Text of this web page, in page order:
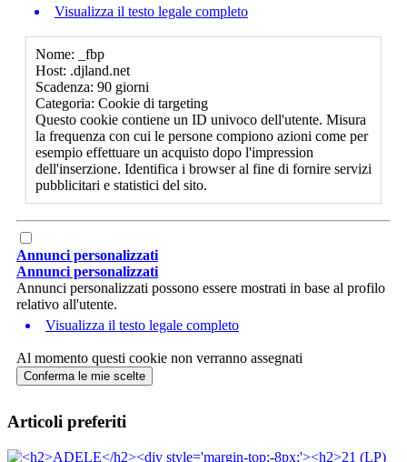
Visualizza il testo legale completo
Nome: _fbp
Host: .djland.net
Scadenza: 90 giorni
Categoria: Cookie di targeting
Questo cookie contiene un ID univoco dell'utente. Misura
la frequenza con cui le persone compiono azioni come per
esempio effettuare un acquisto dopo l'impression
dell'inserzione. Identifica i browser al fine di fornire servizi
pubblicitari e statistici del sito.
Annunci personalizzati
Annunci personalizzati
Annunci personalizzati possono essere mostrati in base al profilo
relativo all'utente.
Visualizza il testo legale completo
Al momento questi cookie non verranno assegnati
Conferma le mie scelte
Articoli preferiti